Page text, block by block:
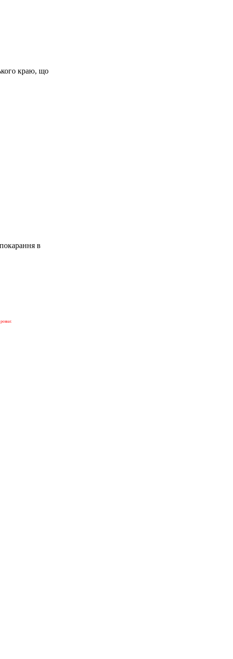
краю, що
в